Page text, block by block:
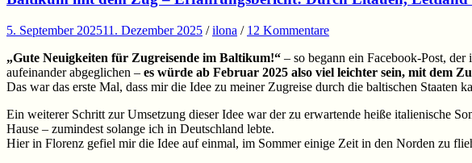
5. September 202511. Dezember 2025 /ilona / 12 Kommentare
„Gute Neuigkeiten für Zugreisende im Baltikum!“ – so begann ein Facebook-Post,
aufeinander abgeglichen – es würde ab Februar 2025 also viel leichter sein, mit dem
Das war das erste Mal, dass mir die Idee zu meiner Zugreise durch die baltischen Staaten
Ein weiterer Schritt zur Umsetzung dieser Idee war der zu erwartende heiße italienische
Hause – zumindest solange ich in Deutschland lebte.
Hier in Florenz gefiel mir die Idee auf einmal, im Sommer einige Zeit in den Norden zu